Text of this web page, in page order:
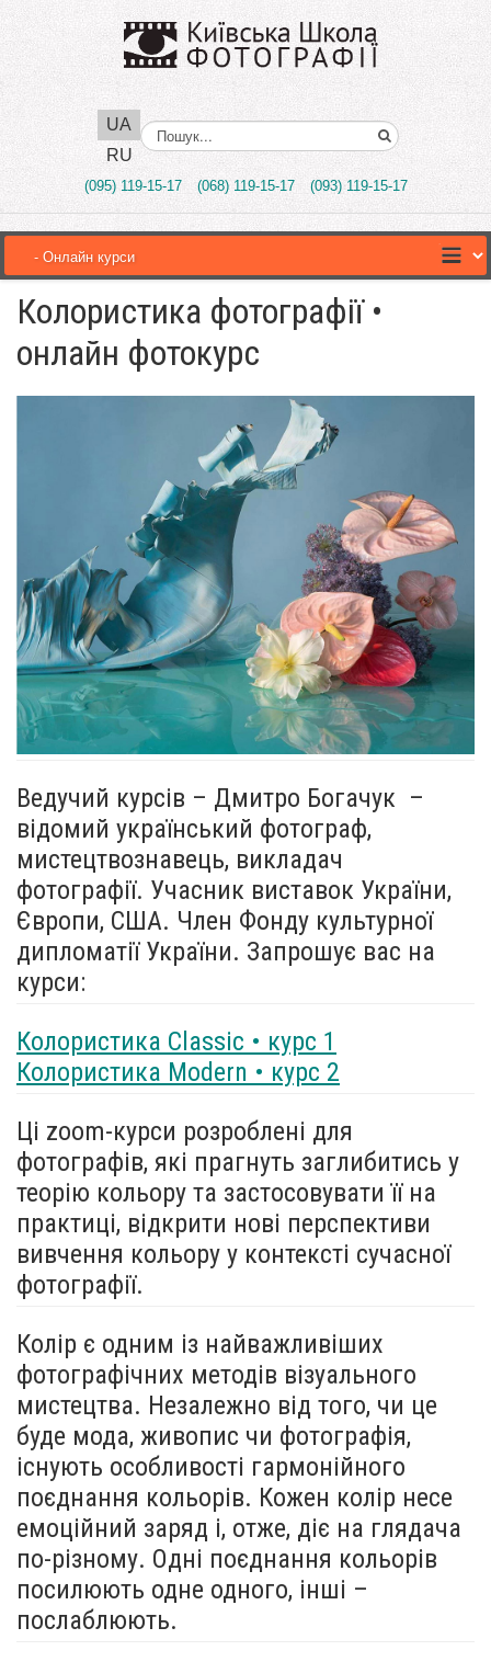
UA
RU
Поиск..
(095) 119-15-17 (068) 119-15-17 (093) 119-15-17
Колористика фотографії •
онлайн фотокурс
Ведучий курсів – Дмитро Богачук –
відомий український фотограф,
мистецтвознавець, викладач
фотографії. Учасник виставок України,
Європи, США. Член Фонду культурної
дипломатії України. Запрошує вас на
курси:
Колористика Classic • курс 1
Колористика Modern • курс 2
Ці zoom-курси розроблені для
фотографів, які прагнуть заглибитись у
теорію кольору та застосовувати її на
практиці, відкрити нові перспективи
вивчення кольору у контексті сучасної
фотографії.
Колір є одним із найважливіших
фотографічних методів візуального
мистецтва. Незалежно від того, чи це
буде мода, живопис чи фотографія,
існують особливості гармонійного
поєднання кольорів. Кожен колір несе
емоційний заряд і, отже, діє на глядача
по-різному. Одні поєднання кольорів
посилюють одне одного, інші –
послаблюють.